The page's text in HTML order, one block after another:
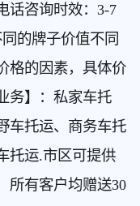
咨询时效：3-7
的牌子价值不同
格的因素，具体价
务】：私家车托
车托运、商务车托
托运.市区可提供
所有客户均赠送30